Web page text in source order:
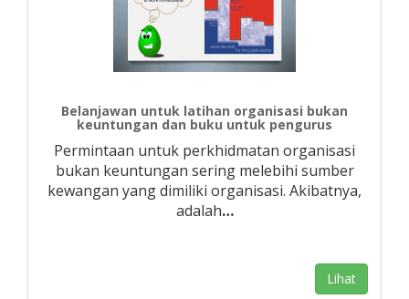
Belanjawan untuk latihan organisasi bukan
keuntungan dan buku untuk pengurus
Permintaan untuk perkhidmatan organisasi
bukan keuntungan sering melebihi sumber
kewangan yang dimiliki organisasi. Akibatnya,
adalah…
Lihat